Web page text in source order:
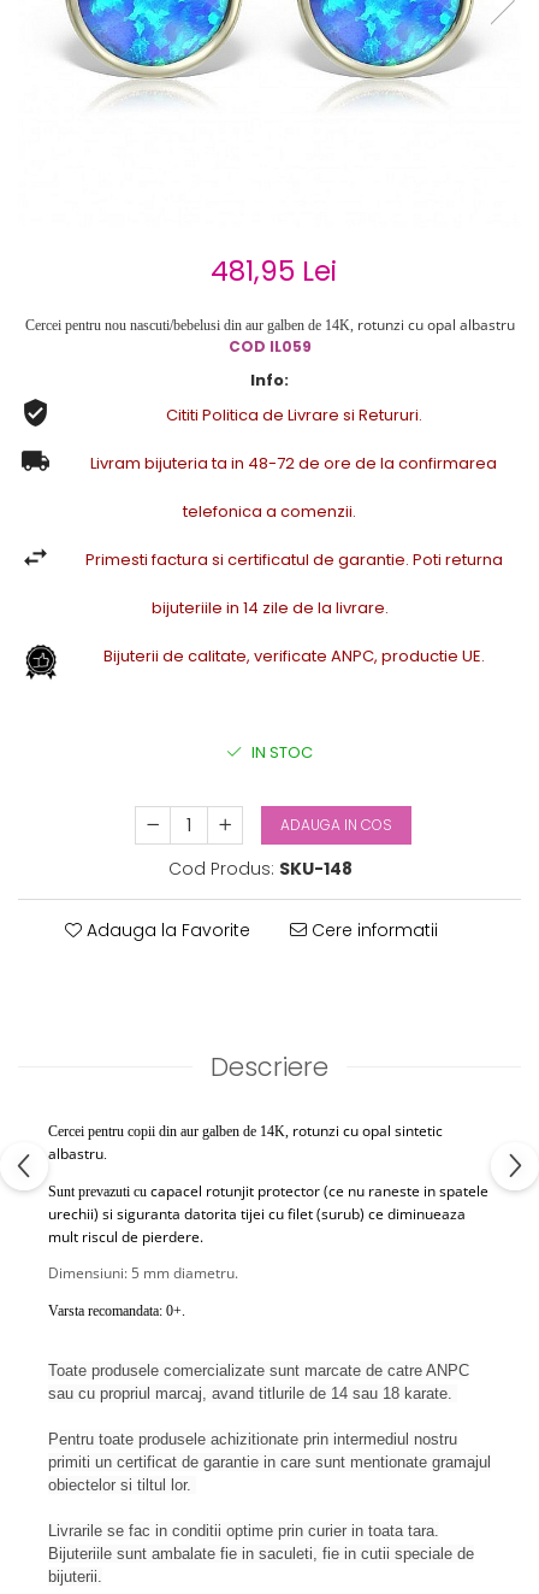
Cercei de aur lungi cu lant
Cercei din aur tortite
Cercei din aur alb
Cercei aur cu surub
481,95 Lei
Cercei pentru nou nascuti/bebelusi din aur galben de 14K, rotunzi cu opal albastru
COD IL059
Info:
Cititi Politica de Livrare si Retururi.
Livram bijuteria ta in 48-72 de ore de la confirmarea
telefonica a comenzii.
Primesti factura si certificatul de garantie. Poti returna
bijuteriile in 14 zile de la livrare.
Bijuterii de calitate, verificate ANPC, productie UE.
IN STOC
ADAUGA IN COS
Cod Produs: SKU-148
Adauga la Favorite Cere informatii
Descriere
Cercei pentru copii din aur galben de 14K, rotunzi cu opal sintetic
albastru.
Sunt prevazuti cu capacel rotunjit protector (ce nu raneste in spatele
urechii) si siguranta datorita tijei cu filet (surub) ce diminueaza
mult riscul de pierdere.
Dimensiuni: 5 mm diametru.
Varsta recomandata: 0+.
Toate produsele comercializate sunt marcate de catre ANPC
sau cu propriul marcaj, avand titlurile de 14 sau 18 karate.
Pentru toate produsele achizitionate prin intermediul nostru
primiti un certificat de garantie in care sunt mentionate gramajul
obiectelor si tiltul lor.
Livrarile se fac in conditii optime prin curier in toata tara.
Bijuteriile sunt ambalate fie in saculeti, fie in cutii speciale de
bijuterii.